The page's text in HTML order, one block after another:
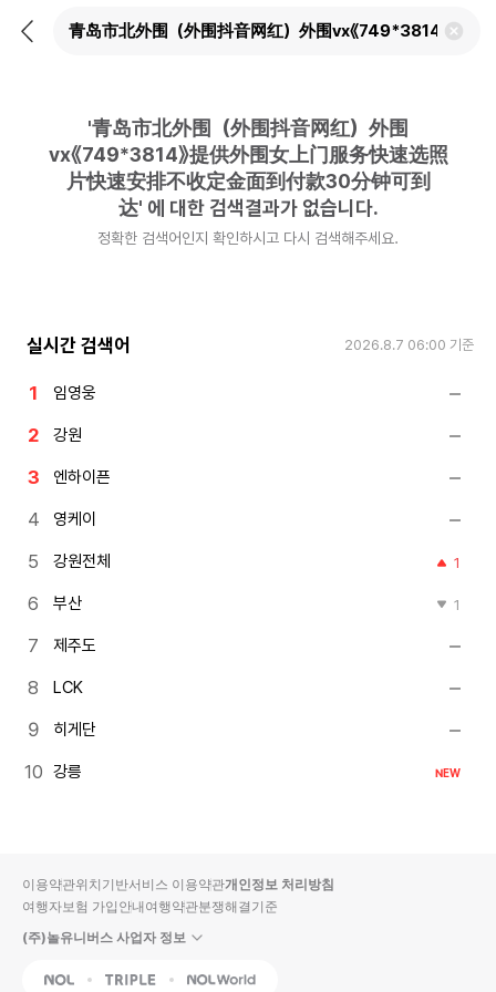
뒤
검
'青岛市北外围（外围抖音网红）外围
vx《749*3814》提供外围女上门服务快速选照
片快速安排不收定金面到付款30分钟可到
达' 에 대한 검색결과가 없습니다.
정확한 검색어인지 확인하시고 다시 검색해주세요.
실시간 검색어 2026.8.7 06:00 기준
임영웅
강원
엔하이픈
영케이
강원전체 1
부산 1
제주도
LCK
히게단
강릉 NEW
이용약관위치기반서비스 이용약관개인정보 처리방침
여행자보험 가입안내여행약관분쟁해결기준
(주)놀유니버스 사업자 정보
NOL Triple Interpark Global